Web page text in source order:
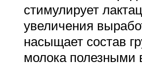
стимулирует
увеличения
насыщает состав
молока полезными